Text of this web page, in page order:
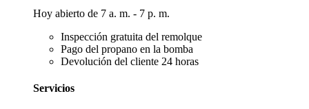
Hoy abierto de 7 a. m. - 7 p. m.
Inspección gratuita del remolque
Pago del propano en la bomba
Devolución del cliente 24 horas
Servicios